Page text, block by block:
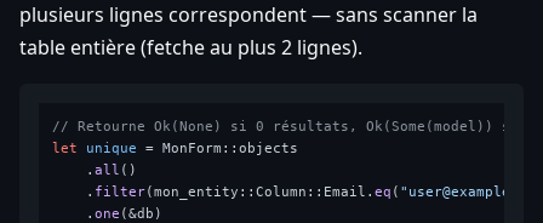
plusieurs lignes correspondent — sans scanner la
table entière (fetche au plus 2 lignes).
// Retourne Ok(None) si 0 résultats, Ok(Some(model)) si
let
unique = MonForm::objects
    .
all ()
    .
filter(mon_entity::Column::Email.eq (
    .
one (&db)